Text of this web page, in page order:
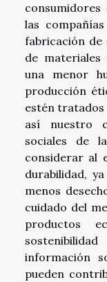
las
fabricación de
de materiales
una menor
producción
estén
así nuestro
sociales de
considerar al
durabilidad,
menos
cuidado del
productos
información
pueden